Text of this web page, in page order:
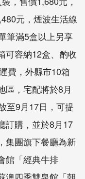
元， 煙波生活線
筆滿5盒以上另享
可容納12盒、 酌收
費，外縣市10箱
區，宅配將於8月
至9月17日，可提
訂購， 並於8月17
， 集團旗下餐廳為新
館 「經典牛排